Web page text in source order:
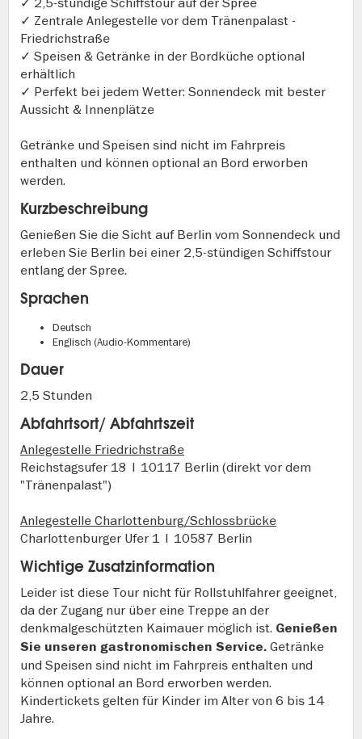
✓ Zentrale Anlegestelle vor dem Tränenpalast -
Friedrichstraße
✓ Speisen & Getränke in der Bordküche optional
erhältlich
✓ Perfekt bei jedem Wetter: Sonnendeck mit bester
Aussicht & Innenplätze
Getränke und Speisen sind nicht im Fahrpreis
enthalten und können optional an Bord erworben
werden.
Kurzbeschreibung
Genießen Sie die Sicht auf Berlin vom Sonnendeck und
erleben Sie Berlin bei einer 2,5-stündigen Schiffstour
entlang der Spree.
Sprachen
Deutsch
Englisch (Audio-Kommentare)
Dauer
2,5 Stunden
Abfahrtsort/ Abfahrtszeit
Anlegestelle Friedrichstraße
Reichstagsufer 18 | 10117 Berlin (direkt vor dem
"Tränenpalast")
Anlegestelle Charlottenburg/Schlossbrücke
Charlottenburger Ufer 1 | 10587 Berlin
Wichtige Zusatzinformation
Leider ist diese Tour nicht für Rollstuhlfahrer geeignet,
da der Zugang nur über eine Treppe an der
denkmalgeschützten Kaimauer möglich ist. Genießen
Sie unseren gastronomischen Service. Getränke
und Speisen sind nicht im Fahrpreis enthalten und
können optional an Bord erworben werden.
Kindertickets gelten für Kinder im Alter von 6 bis 14
Jahre.